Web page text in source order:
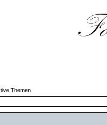
Themen